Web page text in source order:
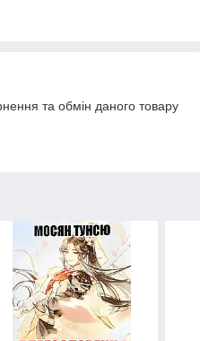
та обмін даного товару